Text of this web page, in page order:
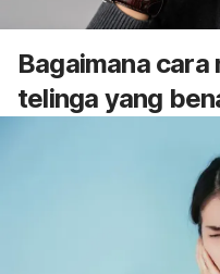
Bagaimana
telinga yang